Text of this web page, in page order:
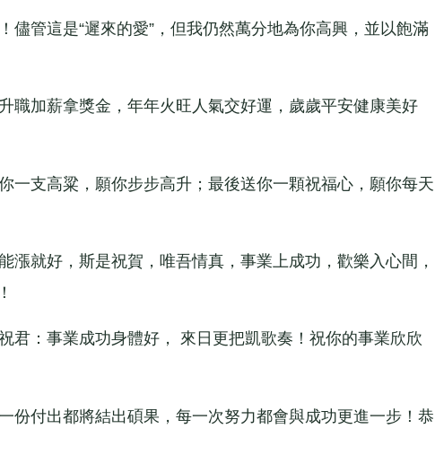
管這是“遲來的愛”，但我仍然萬分地為你高興，並以飽滿
加薪拿獎金，年年火旺人氣交好運，歲歲平安健康美好
支高粱，願你步步高升；最後送你一顆祝福心，願你每天
就好，斯是祝賀，唯吾情真，事業上成功，歡樂入心間，
：事業成功身體好， 來日更把凱歌奏！祝你的事業欣欣
付出都將結出碩果，每一次努力都會與成功更進一步！恭